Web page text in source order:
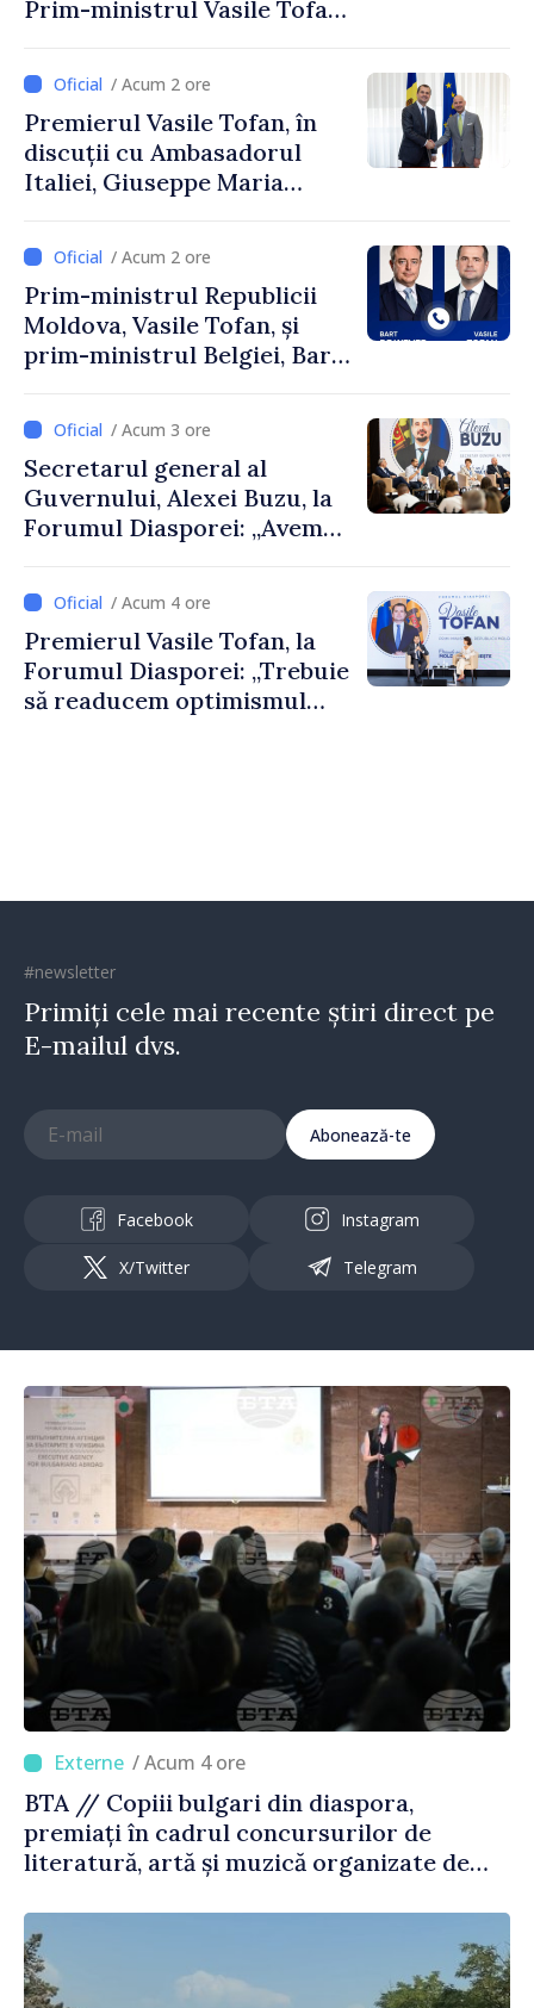
Prim-ministrul Vasile Tofan
Uygar Mustafa Sertel
/ Acum 2 ore
Premierul Vasile Tofan, în
discuții cu Ambasadorul
Italiei, Giuseppe Maria
/ Acum 2 ore
Prim-ministrul Republicii
Moldova, Vasile Tofan, și
prim-ministrul Belgiei, Bart
despre parcursul european
al Republicii Moldova.
/ Acum 3 ore
Secretarul general al
Guvernului, Alexei Buzu, la
Forumul Diasporei: „Avem
dumneavoastră pentru a
construi comunități mai
puternice”
/ Acum 4 ore
Premierul Vasile Tofan, la
Forumul Diasporei: „Trebuie
să readucem optimismul
#newsletter
Primiți cele mai recente știri direct pe
E-mailul dvs.
Abonează-te
Facebook Instagram
X/Twitter Telegram
/ Acum 4 ore
BTA // Copiii bulgari din diaspora,
premiați în cadrul concursurilor de
literatură, artă și muzică organizate de
Străinătate